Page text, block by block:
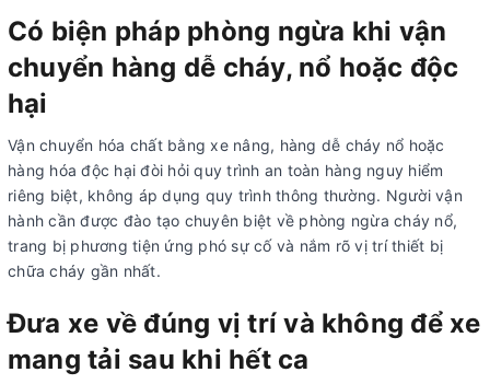
Có biện pháp phòng ngừa khi vận
chuyển hàng dễ cháy, nổ hoặc độc
hại
Vận chuyển hóa chất bằng xe nâng, hàng dễ cháy nổ hoặc
hàng hóa độc hại đòi hỏi quy trình an toàn hàng nguy hiểm
riêng biệt, không áp dụng quy trình thông thường. Người vận
hành cần được đào tạo chuyên biệt về phòng ngừa cháy nổ,
trang bị phương tiện ứng phó sự cố và nắm rõ vị trí thiết bị
chữa cháy gần nhất.
Đưa xe về đúng vị trí và không để xe
mang tải sau khi hết ca